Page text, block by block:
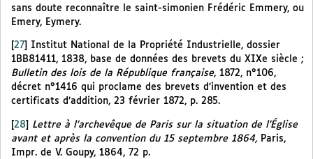
sans doute reconnaître le saint-simonien Frédéric Emmery, ou
Emery, Eymery.
27
Institut National de la Propriété Industrielle, dossier
1BB81411, 1838, base de données des brevets du XIXe siècle ;
Bulletin des lois de la République française, 1872, n°106,
décret n°1416 qui proclame des brevets d’invention et des
certificats d’addition, 23 février 1872, p. 285.
28
Lettre à l’archevêque de Paris sur la situation de l’Église
avant et après la convention du 15 septembre 1864, Paris,
Impr. de V. Goupy, 1864, 72 p.